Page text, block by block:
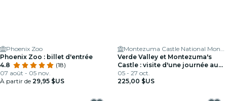
Phoenix Zoo
Phoenix Zoo : billet d'entrée
4.8
(18)
07 août - 05 nov.
À partir de 29,95 $US
Montezuma Castle National Monument
Verde Valley et Montezuma's
Castle : visite d'une journée au
départ de Phoenix
05 - 27 oct.
225,00 $US